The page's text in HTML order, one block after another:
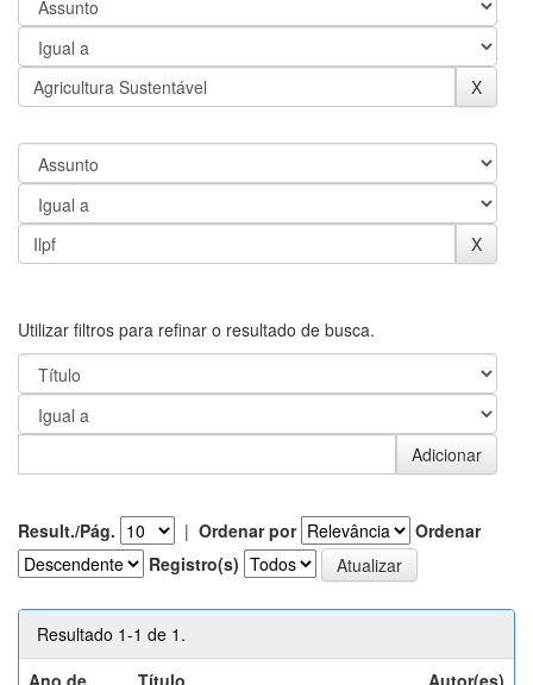
Utilizar filtros para refinar o resultado de busca.
Result./Pág. | Ordenar por
Ordenar
Registro(s)
Resultado 1-1 de 1.
Ano de
Título Autor(es)